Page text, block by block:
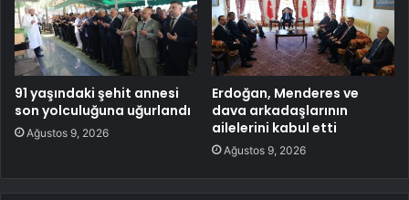
91 yaşındaki şehit annesi
son yolculuğuna uğurlandı
Ağustos 9, 2026
Erdoğan, Menderes ve
dava arkadaşlarının
ailelerini kabul etti
Ağustos 9, 2026